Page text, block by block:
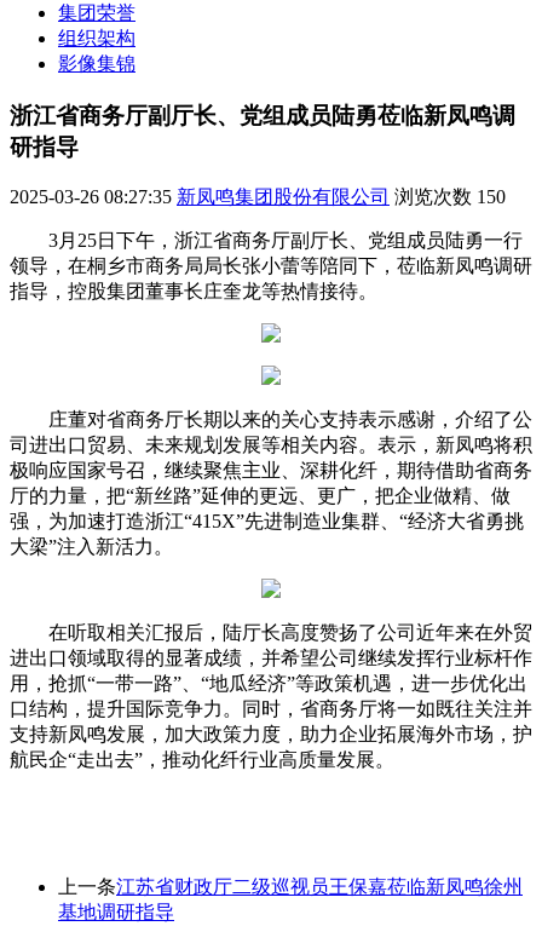
集团荣誉
组织架构
影像集锦
浙江省商务厅副厅长、党组成员陆勇莅临新凤鸣调
研指导
2025-03-26 08:27:35 新凤鸣集团股份有限公司 浏览次数 150
3月25日下午，浙江省商务厅副厅长、党组成员陆勇一行
领导，在桐乡市商务局局长张小蕾等陪同下，莅临新凤鸣调研
指导，控股集团董事长庄奎龙等热情接待。
庄董对省商务厅长期以来的关心支持表示感谢，介绍了公
司进出口贸易、未来规划发展等相关内容。表示，新凤鸣将积
极响应国家号召，继续聚焦主业、深耕化纤，期待借助省商务
厅的力量，把“新丝路”延伸的更远、更广，把企业做精、做
强，为加速打造浙江“415X”先进制造业集群、“经济大省勇挑
大梁”注入新活力。
在听取相关汇报后，陆厅长高度赞扬了公司近年来在外贸
进出口领域取得的显著成绩，并希望公司继续发挥行业标杆作
用，抢抓“一带一路”、“地瓜经济”等政策机遇，进一步优化出
口结构，提升国际竞争力。同时，省商务厅将一如既往关注并
支持新凤鸣发展，加大政策力度，助力企业拓展海外市场，护
航民企“走出去”，推动化纤行业高质量发展。
上一条江苏省财政厅二级巡视员王保嘉莅临新凤鸣徐州
基地调研指导